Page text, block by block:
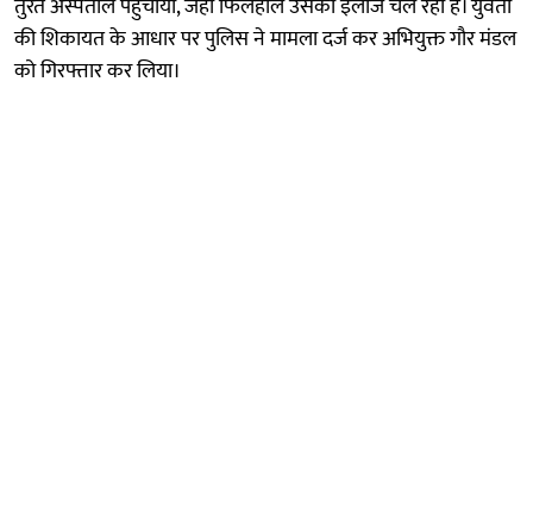
की शिकायत के आधार पर पुलिस ने मामला दर्ज कर अभियुक्त गौर मंडल
को गिरफ्तार कर लिया।